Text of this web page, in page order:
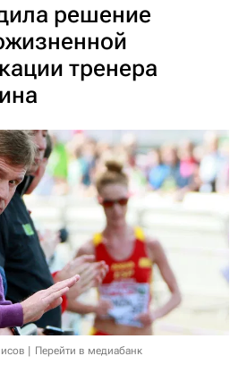
решение
тренера
Перейти в медиабанк